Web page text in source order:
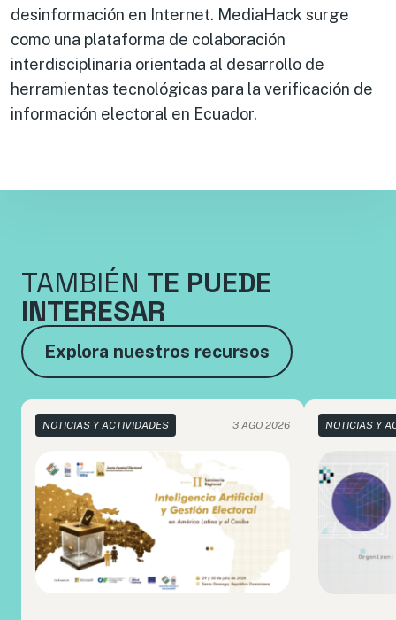
desinformación en Internet. MediaHack surge
como una plataforma de colaboración
interdisciplinaria orientada al desarrollo de
herramientas tecnológicas para la verificación de
información electoral en Ecuador.
TAMBIÉN TE PUEDE
INTERESAR
Explora nuestros recursos
NOTICIAS Y ACTIVIDADES 3 AGO 2026 NOTICIAS Y